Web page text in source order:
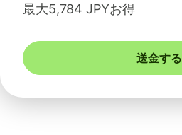
最大5,784 JPYお得
送金する